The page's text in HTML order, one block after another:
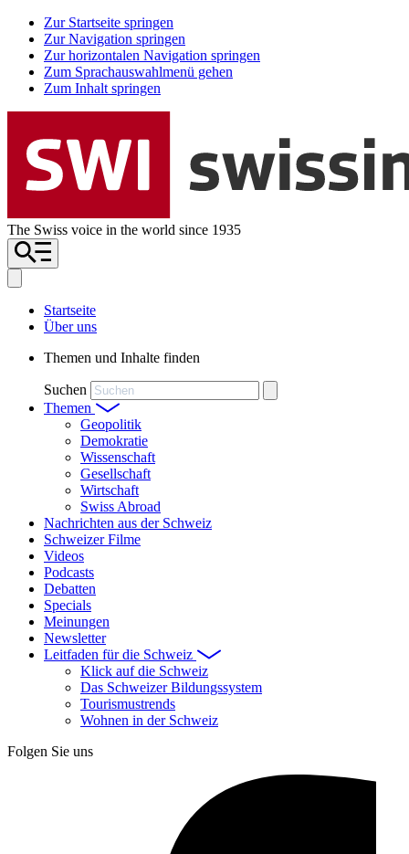
Zur Startseite springen
Zur Navigation springen
Zur horizontalen Navigation springen
Zum Sprachauswahlmenü gehen
Zum Inhalt springen
The Swiss voice in the world since 1935
Startseite
Über uns
Themen und Inhalte finden
Suchen
Themen
Geopolitik
Demokratie
Wissenschaft
Gesellschaft
Wirtschaft
Swiss Abroad
Nachrichten aus der Schweiz
Schweizer Filme
Videos
Podcasts
Debatten
Specials
Meinungen
Newsletter
Leitfaden für die Schweiz
Klick auf die Schweiz
Das Schweizer Bildungssystem
Tourismustrends
Wohnen in der Schweiz
Folgen Sie uns